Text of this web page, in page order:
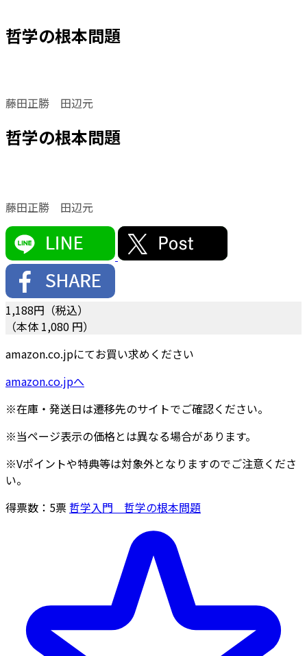
哲学の根本問題
藤田正勝 田辺元
哲学の根本問題
藤田正勝 田辺元
1,188円（税込）
（本体 1,080 円）
amazon.co.jpにてお買い求めください
amazon.co.jpへ
※在庫・発送日は遷移先のサイトでご確認ください。
※当ページ表示の価格とは異なる場合があります。
※Vポイントや特典等は対象外となりますのでご注意くださ
い。
得票数： 5票 哲学入門 哲学の根本問題